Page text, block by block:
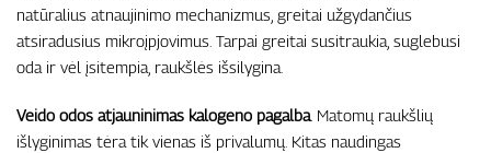
natūralius atnaujinimo mechanizmus, greitai užgydančius
atsiradusius mikroįpjovimus. Tarpai greitai susitraukia, suglebusi
oda ir vėl įsitempia, raukšlės išsilygina.
Veido odos atjauninimas kalogeno pagalba. Matomų raukšlių
išlyginimas tėra tik vienas iš privalumų. Kitas naudingas